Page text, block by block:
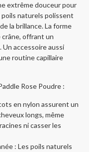
extrême douceur pour
naturels polissent
la brillance. La forme
offrant un
Un accessoire aussi
routine capillaire
Rose Poudre :
en nylon assurent un
longs, même
ni casser les
: Les poils naturels